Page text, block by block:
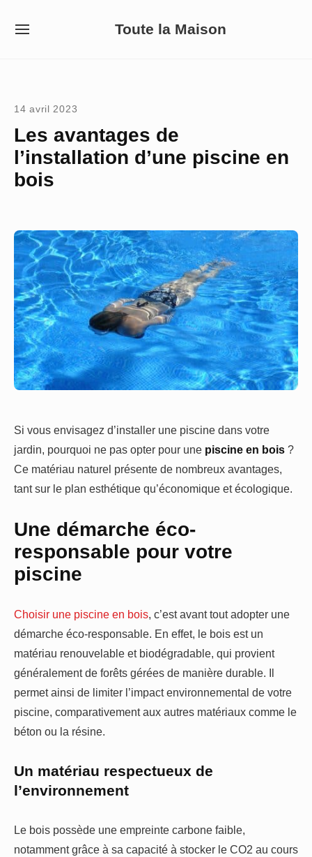
Toute la Maison
SITE
14 avril 2023
Les avantages de
l’installation d’une piscine en
bois
Si vous envisagez d’installer une piscine dans votre
jardin, pourquoi ne pas opter pour une piscine en bois ?
Ce matériau naturel présente de nombreux avantages,
tant sur le plan esthétique qu’économique et écologique.
Une démarche éco-
responsable pour votre
piscine
Choisir une piscine en bois, c’est avant tout adopter une
démarche éco-responsable. En effet, le bois est un
matériau renouvelable et biodégradable, qui provient
généralement de forêts gérées de manière durable. Il
permet ainsi de limiter l’impact environnemental de votre
piscine, comparativement aux autres matériaux comme le
béton ou la résine.
Un matériau respectueux de
l’environnement
Le bois possède une empreinte carbone faible,
notamment grâce à sa capacité à stocker le CO2 au cours